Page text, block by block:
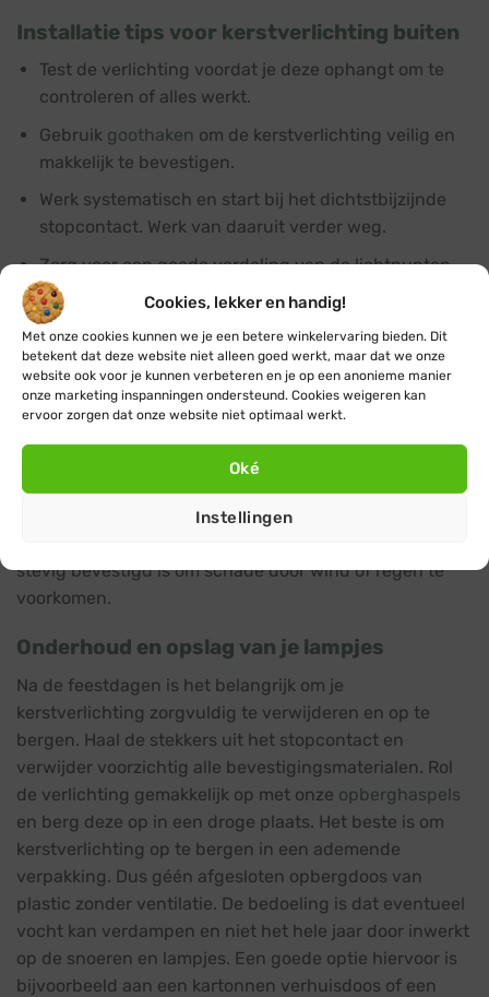
Cookies, lekker en handig!
Met onze cookies kunnen we je een betere winkelervaring bieden. Dit
betekent dat deze website niet alleen goed werkt, maar dat we onze
website ook voor je kunnen verbeteren en je op een anonieme manier
onze marketing inspanningen ondersteund. Cookies weigeren kan
ervoor zorgen dat onze website niet optimaal werkt.
Oké
Instellingen
Installatie tips voor kerstverlichting buiten
Test de verlichting voordat je deze ophangt om te
controleren of alles werkt.
Gebruik goothaken om de kerstverlichting veilig en
makkelijk te bevestigen.
Werk systematisch en start bij het dichtstbijzijnde
stopcontact. Werk van daaruit verder weg.
Zorg voor een goede verdeling van de lichtpunten
voor een mooi en evenwichtig effect.
Bescherm stopcontacten en stekkers tegen vocht
met speciale afdekkingen zoals een stekkerdoos voor
buiten.
installeren van kerstverlichting buiten. Gebruik daarom
voor buiten ook alleen maar minimaal IP44
kerstverlichting en accessoires zoals bijvoorbeeld een
stevig bevestigd is om schade door wind of regen te
voorkomen.
Onderhoud en opslag van je lampjes
Na de feestdagen is het belangrijk om je
kerstverlichting zorgvuldig te verwijderen en op te
bergen. Haal de stekkers uit het stopcontact en
verwijder voorzichtig alle bevestigingsmaterialen. Rol
de verlichting gemakkelijk op met onze opberghaspels
en berg deze op in een droge plaats. Het beste is om
kerstverlichting op te bergen in een ademende
verpakking. Dus géén afgesloten opbergdoos van
plastic zonder ventilatie. De bedoeling is dat eventueel
vocht kan verdampen en niet het hele jaar door inwerkt
op de snoeren en lampjes. Een goede optie hiervoor is
bijvoorbeeld aan een kartonnen verhuisdoos of een